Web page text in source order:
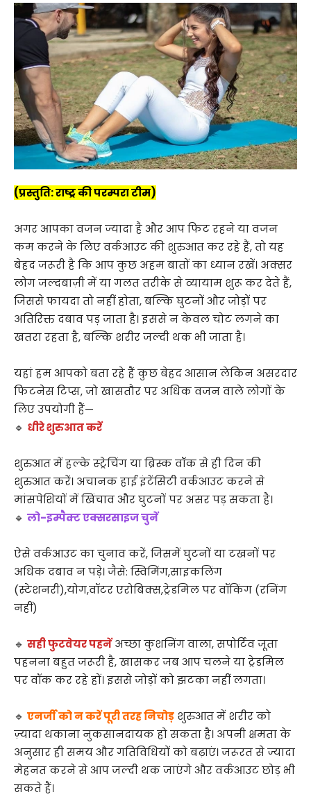
(प्रस्तुति: राष्ट्र की परम्परा टीम)
अगर आपका वजन ज्यादा है और आप फिट रहने या वजन
कम करने के लिए वर्कआउट की शुरुआत कर रहे हैं, तो यह
बेहद जरूरी है कि आप कुछ अहम बातों का ध्यान रखें। अक्सर
लोग जल्दबाज़ी में या गलत तरीके से व्यायाम शुरू कर देते हैं,
जिससे फायदा तो नहीं होता, बल्कि घुटनों और जोड़ों पर
अतिरिक्त दबाव पड़ जाता है। इससे न केवल चोट लगने का
खतरा रहता है, बल्कि शरीर जल्दी थक भी जाता है।
यहां हम आपको बता रहे हैं कुछ बेहद आसान लेकिन असरदार
फिटनेस टिप्स, जो खासतौर पर अधिक वजन वाले लोगों के
लिए उपयोगी हैं—
🔹 धीरे शुरुआत करें
शुरुआत में हल्के स्ट्रेचिंग या ब्रिस्क वॉक से ही दिन की
शुरुआत करें। अचानक हाई इंटेंसिटी वर्कआउट करने से
मांसपेशियों में खिंचाव और घुटनों पर असर पड़ सकता है।
🔹 लो-इम्पैक्ट एक्सरसाइज चुनें
ऐसे वर्कआउट का चुनाव करें, जिसमें घुटनों या टखनों पर
अधिक दबाव न पड़े। जैसे: स्विमिंग,साइकलिंग
(स्टेशनरी),योग,वॉटर एरोबिक्स,ट्रेडमिल पर वॉकिंग (रनिंग
नहीं)
🔹 सही फुटवेयर पहनेंअच्छा कुशनिंग वाला, सपोर्टिव जूता
पहनना बहुत जरूरी है, खासकर जब आप चलने या ट्रेडमिल
पर वॉक कर रहे हों। इससे जोड़ों को झटका नहीं लगता।
🔹 एनर्जी को न करें पूरी तरह निचोड़ शुरुआत में शरीर को
ज़्यादा थकाना नुकसानदायक हो सकता है। अपनी क्षमता के
अनुसार ही समय और गतिविधियों को बढ़ाएं। जरूरत से ज्यादा
मेहनत करने से आप जल्दी थक जाएंगे और वर्कआउट छोड़ भी
सकते हैं।